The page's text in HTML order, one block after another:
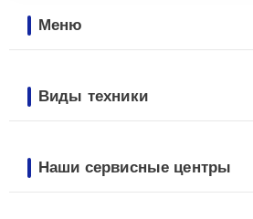
Меню
Виды техники
Наши сервисные центры